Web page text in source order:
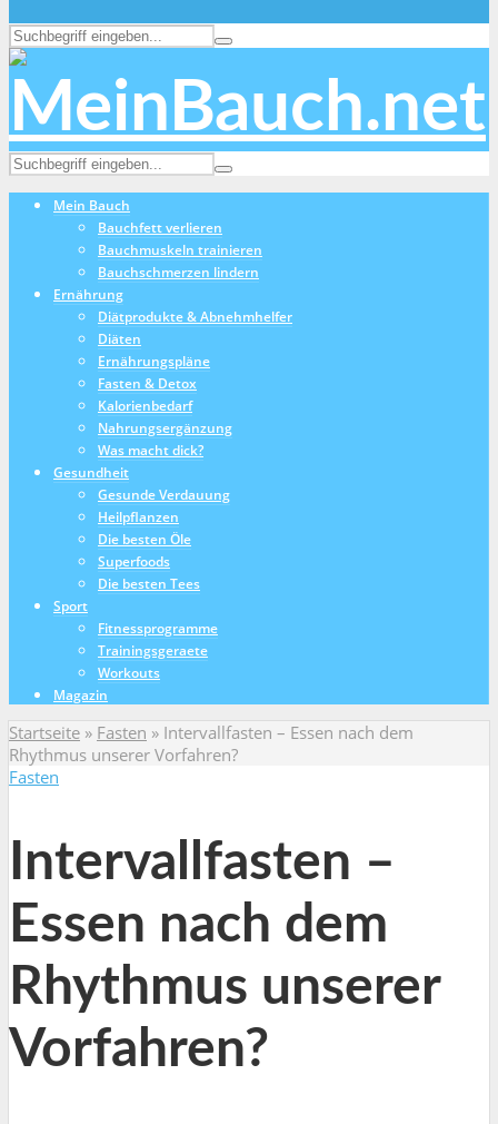
Mein Bauch
Bauchfett verlieren
Bauchmuskeln trainieren
Bauchschmerzen lindern
Ernährung
Diätprodukte & Abnehmhelfer
Diäten
Ernährungspläne
Fasten & Detox
Kalorienbedarf
Nahrungsergänzung
Was macht dick?
Gesundheit
Gesunde Verdauung
Heilpflanzen
Die besten Öle
Superfoods
Die besten Tees
Sport
Fitnessprogramme
Trainingsgeraete
Workouts
Magazin
Startseite » Fasten » Intervallfasten – Essen nach dem
Rhythmus unserer Vorfahren?
Fasten
Intervallfasten –
Essen nach dem
Rhythmus unserer
Vorfahren?